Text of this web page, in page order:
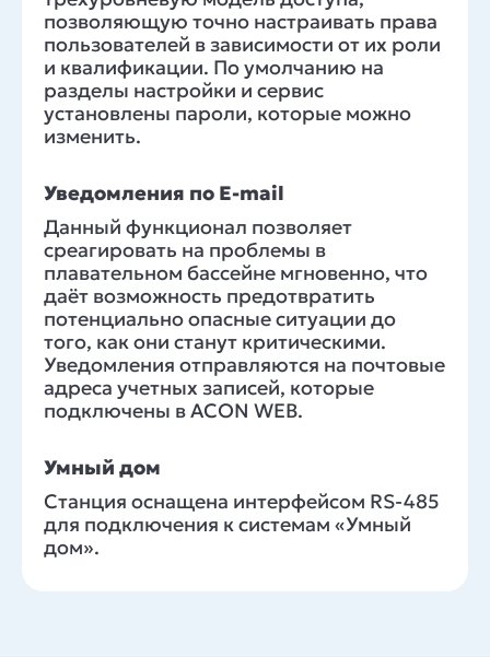
позволяющую точно настраивать права
пользователей в зависимости от их роли
и квалификации. По умолчанию на
разделы настройки и сервис
установлены пароли, которые можно
изменить.
Уведомления по E-mail
Данный функционал позволяет
среагировать на проблемы в
плавательном бассейне мгновенно, что
даёт возможность предотвратить
потенциально опасные ситуации до
того, как они станут критическими.
Уведомления отправляются на почтовые
адреса учетных записей, которые
подключены в ACON WEB.
Умный дом
Станция оснащена интерфейсом RS-485
для подключения к системам «Умный
дом».